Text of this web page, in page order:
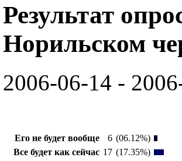
Результат
Норильском
2006-06-14 -
Его не будет вообще 6 (06.12%)
Все будет как сейчас 17 (17.35%)